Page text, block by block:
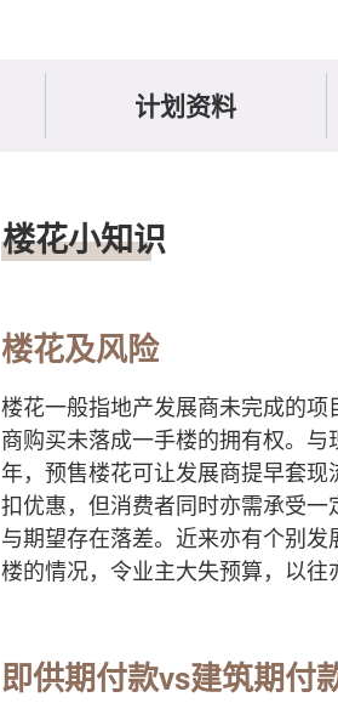
计划资料
楼花小知识
楼花及风险
楼花一般指地产发展商未完成的
商购买未落成一手楼的拥有权。
年，预售楼花可让发展商提早套
扣优惠，但消费者同时亦需承受
与期望存在落差。近来亦有个别
楼的情况，令业主大失预算，以往
即供期付款vs建筑期付